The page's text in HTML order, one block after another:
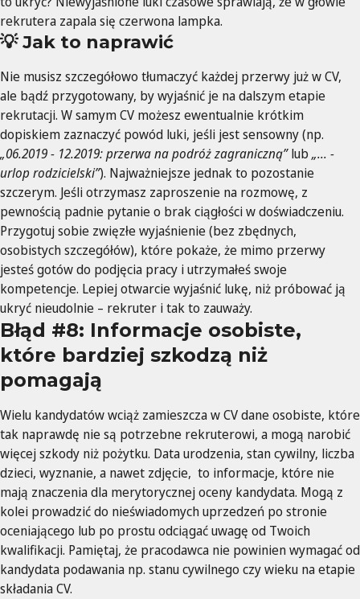
rekrutera zapala się czerwona lampka.
💡 Jak to naprawić
Nie musisz szczegółowo tłumaczyć każdej przerwy już w CV,
ale bądź przygotowany, by wyjaśnić je na dalszym etapie
rekrutacji. W samym CV możesz ewentualnie krótkim
dopiskiem zaznaczyć powód luki, jeśli jest sensowny (np.
„06.2019 - 12.2019: przerwa na podróż zagraniczną”lub „... -
urlop rodzicielski”). Najważniejsze jednak to pozostanie
szczerym. Jeśli otrzymasz zaproszenie na rozmowę, z
pewnością padnie pytanie o brak ciągłości w doświadczeniu.
Przygotuj sobie zwięzłe wyjaśnienie (bez zbędnych,
osobistych szczegółów), które pokaże, że mimo przerwy
jesteś gotów do podjęcia pracy i utrzymałeś swoje
kompetencje. Lepiej otwarcie wyjaśnić lukę, niż próbować ją
ukryć nieudolnie – rekruter i tak to zauważy.
Błąd #8: Informacje osobiste,
które bardziej szkodzą niż
pomagają
Wielu kandydatów wciąż zamieszcza w CV dane osobiste, które
tak naprawdę nie są potrzebne rekruterowi, a mogą narobić
więcej szkody niż pożytku. Data urodzenia, stan cywilny, liczba
dzieci, wyznanie, a nawet zdjęcie, to informacje, które nie
mają znaczenia dla merytorycznej oceny kandydata. Mogą z
kolei prowadzić do nieświadomych uprzedzeń po stronie
oceniającego lub po prostu odciągać uwagę od Twoich
kwalifikacji. Pamiętaj, że pracodawca nie powinien wymagać od
kandydata podawania np. stanu cywilnego czy wieku na etapie
składania CV.